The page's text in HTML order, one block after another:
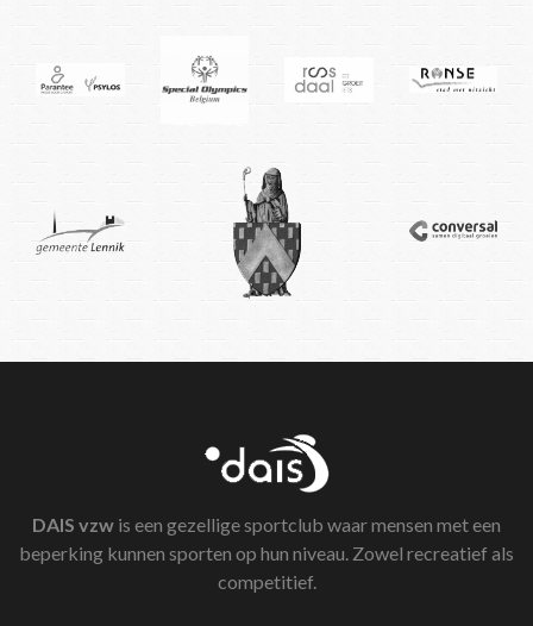
DAIS vzw is een gezellige sportclub waar mensen met een
beperking kunnen sporten op hun niveau. Zowel recreatief als
competitief.